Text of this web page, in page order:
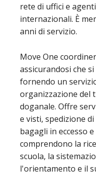
rete di uffici e
internazionali. È
anni di servizio.
Move One
assicurandosi che
fornendo un
organizzazione del
doganale. Offre
e visti, spedizione
bagagli in eccesso
comprendono la
scuola, la
l'orientamento e il